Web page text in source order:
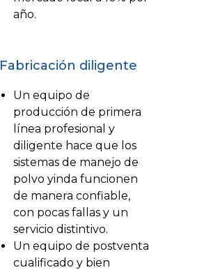
año.
Fabricación diligente
Un equipo de
producción de primera
línea profesional y
diligente hace que los
sistemas de manejo de
polvo yinda funcionen
de manera confiable,
con pocas fallas y un
servicio distintivo.
Un equipo de postventa
cualificado y bien